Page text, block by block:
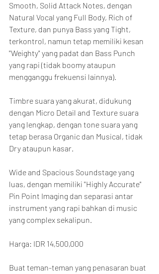
Smooth, Solid Attack Notes, dengan
Natural Vocal yang Full Body, Rich of
Texture, dan punya Bass yang Tight,
terkontrol, namun tetap memiliki kesan
"Weighty" yang padat dan Bass Punch
yang rapi (tidak boomy ataupun
mengganggu frekuensi lainnya).
Timbre suara yang akurat, didukung
dengan Micro Detail and Texture suara
yang lengkap, dengan tone suara yang
tetap berasa Organic dan Musical, tidak
Dry ataupun kasar.
Wide and Spacious Soundstage yang
luas, dengan memiliki "Highly Accurate"
Pin Point Imaging dan separasi antar
instrument yang rapi bahkan di music
yang complex sekalipun.
Harga: IDR 14,500,000
Buat teman-teman yang penasaran buat